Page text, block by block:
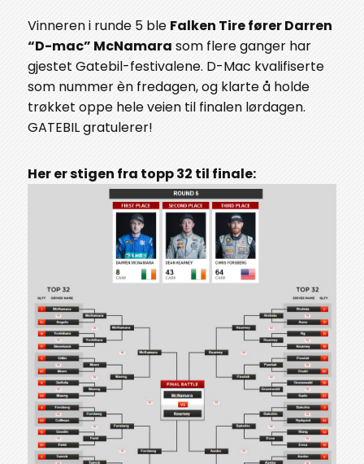
Vinneren i runde 5 ble Falken Tire fører Darren
“D-mac” McNamara som flere ganger har
gjestet Gatebil-festivalene. D-Mac kvalifiserte
som nummer èn fredagen, og klarte å holde
trøkket oppe hele veien til finalen lørdagen.
GATEBIL gratulerer!
Her er stigen fra topp 32 til finale: